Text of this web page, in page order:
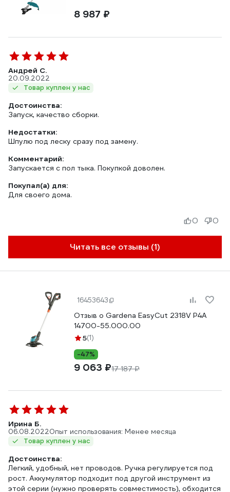
8 987 ₽
Андрей С.
20.09.2022
Товар куплен у нас
Достоинства:
Запуск, качество сборки.
Недостатки:
Шпулю под леску сразу под замену.
Комментарий:
Запускается с пол тыка. Покупкой доволен.
Покупал(а) для:
Для своего дома.
Читать все отзывы (1)
0 0
16453643
Отзыв о Gardena EasyCut 2318V P4A
14700-55.000.00
5(1)
-47%
9 063 ₽17 187 ₽
Ирина Б.
06.08.2022Опыт использования: Менее месяца
Товар куплен у нас
Достоинства:
Легкий, удобный, нет проводов. Ручка регулируется под
рост. Аккумулятор подходит под другой инструмент из
этой серии (нужно проверять совместимость), обходится